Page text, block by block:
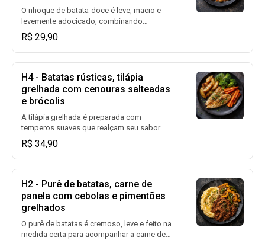
O nhoque de batata-doce é leve, macio e
levemente adocicado, combinando
perfeitamente com o molho bolonhesa, rico
e encorpado. Os brócolis no vapor e as
cenouras salteadas completam o prato com
frescor, textura e equilíbrio nutricional.
Porção: 150g de nhoque de batata-doce
120g de carne moída light 50g de brócolis
50g de cenouras
R$ 29,90
H4 - Batatas rústicas, tilápia
grelhada com cenouras salteadas
e brócolis
A tilápia grelhada é preparada com
temperos suaves que realçam seu sabor
natural, sem pesar. Acompanhada de
batatas rústicas assadas com casca,
crocantes por fora e macias por dentro,
além de cenouras salteadas e brócolis no
vapor que complementam o prato com
cores, textura e equilíbrio. Porção: -120g de
tilápia grelhada -180g de batatas rústicas
-40g de cenouras salteadas -40g de
brócolis no vapor
R$ 34,90
H2 - Purê de batatas, carne de
panela com cebolas e pimentões
grelhados
O purê de batatas é cremoso, leve e feito na
medida certa para acompanhar a carne de